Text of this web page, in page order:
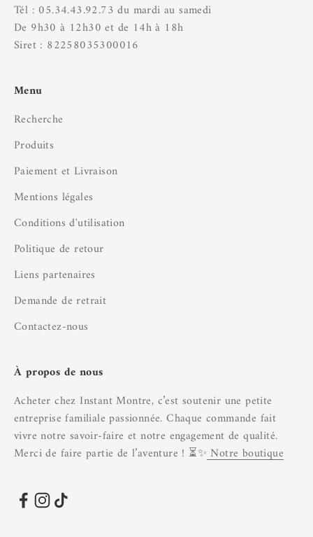
Tél : 05.34.43.92.73 du mardi au samedi
De 9h30 à 12h30 et de 14h à 18h
Siret : 82258035300016
Menu
Recherche
Produits
Paiement et Livraison
Mentions légales
Conditions d'utilisation
Politique de retour
Liens partenaires
Demande de retrait
Contactez-nous
À propos de nous
Acheter chez Instant Montre, c’est soutenir une petite
entreprise familiale passionnée. Chaque commande fait
vivre notre savoir-faire et notre engagement de qualité.
Merci de faire partie de l’aventure ! ⏳✨ Notre boutique